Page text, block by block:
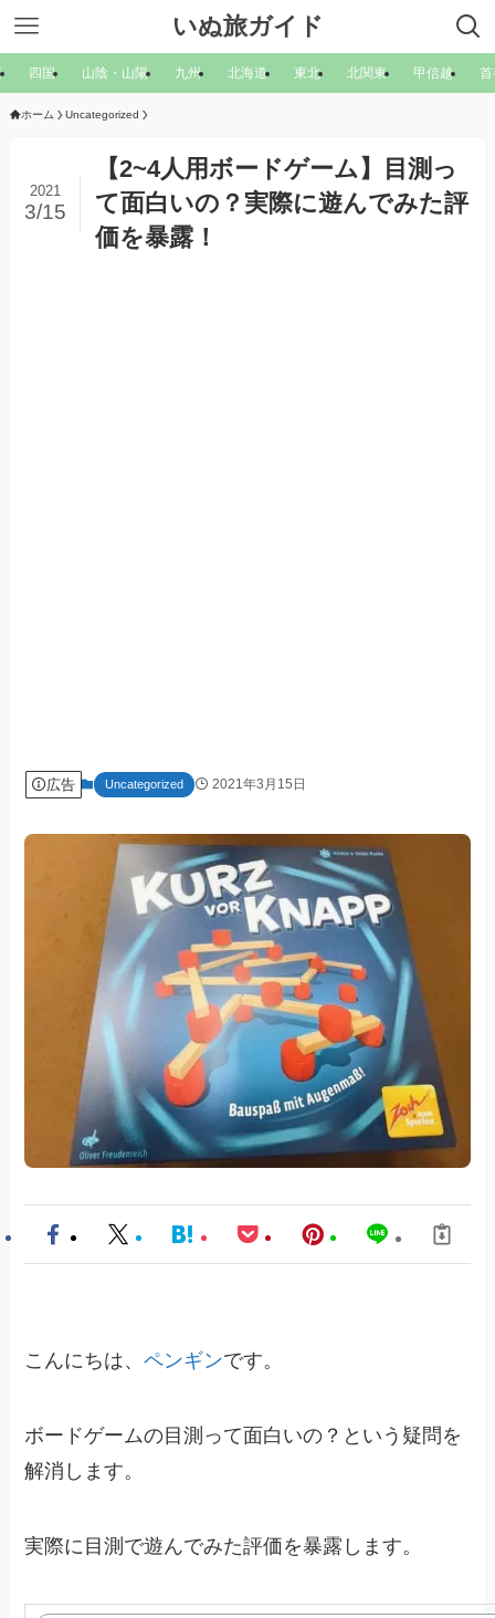
いぬ旅ガイド
四国 山陰・山陽 九州 北海道 東北 北関東 甲信越
ホーム Uncategorized
【2~4人用ボードゲーム】目測っ
て面白いの？実際に遊んでみた評
価を暴露！
2021
3/15
広告 Uncategorized 2021年3月15日
こんにちは、ペンギンです。
ボードゲームの目測って面白いの？という疑問を
解消します。
実際に目測で遊んでみた評価を暴露します。